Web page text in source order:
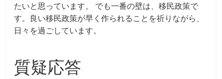
たいと思っています。 でも一番の壁は、移民政策で
す。良い移民政策が早く作られることを祈りながら、
日々を過ごしています。
質疑応答